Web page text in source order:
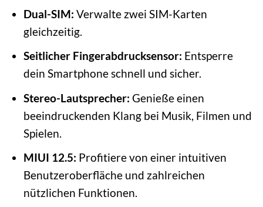
Dual-SIM: Verwalte zwei SIM-Karten
gleichzeitig.
Seitlicher Fingerabdrucksensor: Entsperre
dein Smartphone schnell und sicher.
Stereo-Lautsprecher: Genieße einen
beeindruckenden Klang bei Musik, Filmen und
Spielen.
MIUI 12.5: Profitiere von einer intuitiven
Benutzeroberfläche und zahlreichen
nützlichen Funktionen.